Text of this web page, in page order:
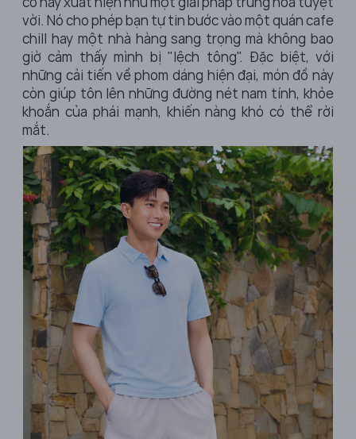
vời. Nó cho phép bạn tự tin bước vào một quán cafe
chill hay một nhà hàng sang trọng mà không bao
giờ cảm thấy mình bị "lệch tông". Đặc biệt, với
những cải tiến về phom dáng hiện đại, món đồ này
còn giúp tôn lên những đường nét nam tính, khỏe
khoắn của phái mạnh, khiến nàng khó có thể rời
mắt.